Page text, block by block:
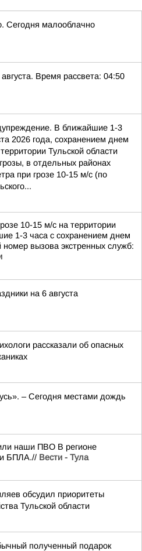
Сегодня малооблачно
Время рассвета: 04:50
В ближайшие 1-3
2026 года, сохранением днем
Тульской области
в отдельных районах
при грозе 10-15 м/с (по
10-15 м/с на территории
1-3 часа с сохранением днем
вызова экстренных служб:
на 6 августа
рассказали об опасных
– Сегодня местами дождь
наши ПВО В регионе
БПЛА.// Вести - Тула
обсудил приоритеты
Тульской области
полученный подарок